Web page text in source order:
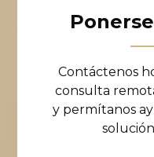
Contáctenos
consulta
y permítanos